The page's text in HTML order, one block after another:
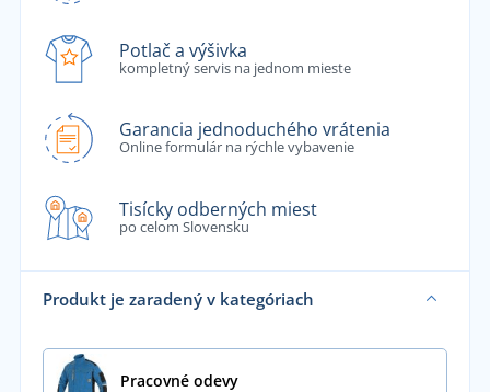
Potlač a výšivka
kompletný servis na jednom mieste
Garancia jednoduchého vrátenia
Online formulár na rýchle vybavenie
Tisícky odberných miest
po celom Slovensku
Produkt je zaradený v kategóriach
Pracovné odevy